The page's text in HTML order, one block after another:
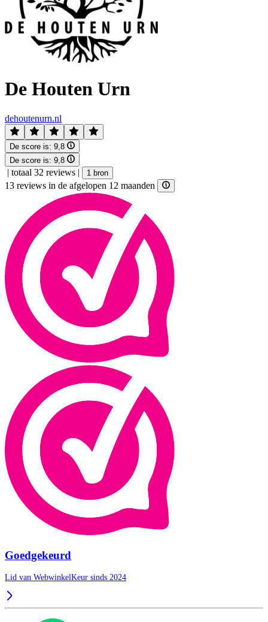
De Houten Urn
dehoutenurn.nl
De score is: 9,8
De score is: 9,8
| totaal 32 reviews | 1 bron
13 reviews in de afgelopen 12 maanden
Goedgekeurd
Lid van WebwinkelKeur sinds 2024